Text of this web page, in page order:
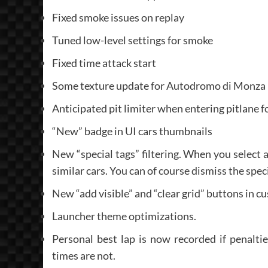
Fixed smoke issues on replay
Tuned low-level settings for smoke
Fixed time attack start
Some texture update for Autodromo di Monza
Anticipated pit limiter when entering pitlane
“New” badge in UI cars thumbnails
New “special tags” filtering. When you
similar cars. You can of course dismiss the
New “add visible” and “clear grid” buttons in
Launcher theme optimizations.
Personal best lap is now recorded if
times are not.